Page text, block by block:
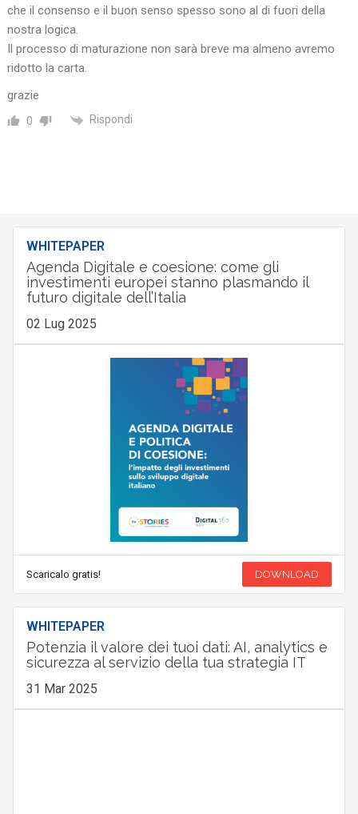
che il consenso e il buon senso spesso sono al di fuori della
nostra logica.
Il processo di maturazione non sarà breve ma almeno avremo
ridotto la carta.
grazie
0 Rispondi
WHITEPAPER
Agenda Digitale e coesione: come gli
investimenti europei stanno plasmando il
futuro digitale dell’Italia
02 Lug 2025
Scaricalo gratis! DOWNLOAD
WHITEPAPER
Potenzia il valore dei tuoi dati: AI, analytics e
sicurezza al servizio della tua strategia IT
31 Mar 2025